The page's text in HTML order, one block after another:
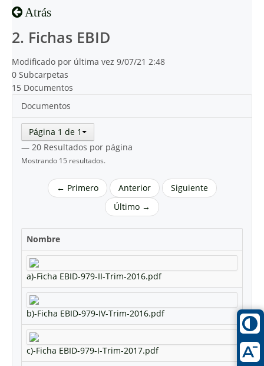
Atrás
2. Fichas EBID
Modificado por última vez 9/07/21 2:48
0 Subcarpetas
15 Documentos
Documentos
Página 1 de 1
— 20 Resultados por página
Mostrando 15 resultados.
← Primero Anterior
Siguiente
Último →
Nombre
a)-Ficha EBID-979-II-Trim-2016.pdf
b)-Ficha EBID-979-IV-Trim-2016.pdf
c)-Ficha EBID-979-I-Trim-2017.pdf